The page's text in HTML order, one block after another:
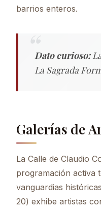
barrios enteros.
Dato curioso:
La Sagrada
Galerías de
La Calle de Claudio
programación activa
vanguardias
20) exhibe artistas